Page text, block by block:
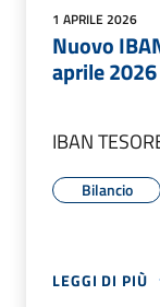
1 APRILE 2026
Nuovo
aprile 2026
IBAN
Bilancio
LEGGI DI PIÙ